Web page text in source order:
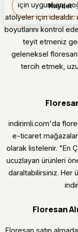
için uygunken,
atölyeler için idealdir.
boyutlarını kontrol
teyit etmeniz
geleneksel
tercih etmek,
indirimli.com'da
e-ticaret
olarak listelenir. "En
ucuzlayan ürünleri
daraltabilirsiniz. Her
Floresan
Floresan satın
Kaydet